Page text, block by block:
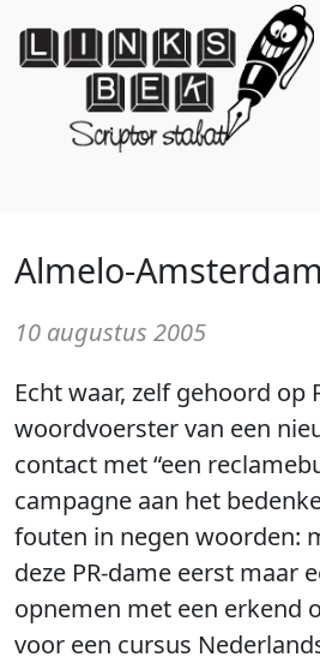
Almelo-
10 augustus 2005
Echt waar, zelf gehoord op
woordvoerster van een
contact met “een
campagne aan het
fouten in negen woorden:
deze PR-dame eerst maar
opnemen met een erkend
voor een cursus